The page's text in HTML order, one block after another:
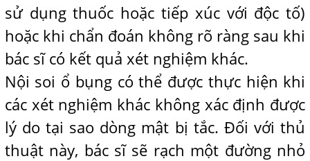
sử dụng thuốc hoặc tiếp xúc với độc tố)
hoặc khi chẩn đoán không rõ ràng sau khi
bác sĩ có kết quả xét nghiệm khác.
Nội soi ổ bụng có thể được thực hiện khi
các xét nghiệm khác không xác định được
lý do tại sao dòng mật bị tắc. Đối với thủ
thuật này, bác sĩ sẽ rạch một đường nhỏ